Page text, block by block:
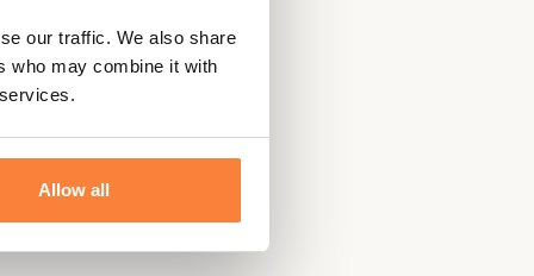
our traffic. We also share
who may combine it with
Allow all